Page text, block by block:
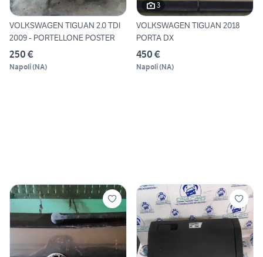
VOLKSWAGEN TIGUAN 2.0 TDI
2009 - PORTELLONE POSTER
250 €
Napoli(NA)
3
VOLKSWAGEN TIGUAN 2018
PORTA DX
450 €
Napoli(NA)